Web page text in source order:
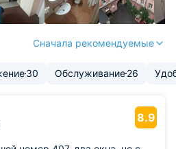
Сначала рекомендуемые
30 Обслуживание26
8.9